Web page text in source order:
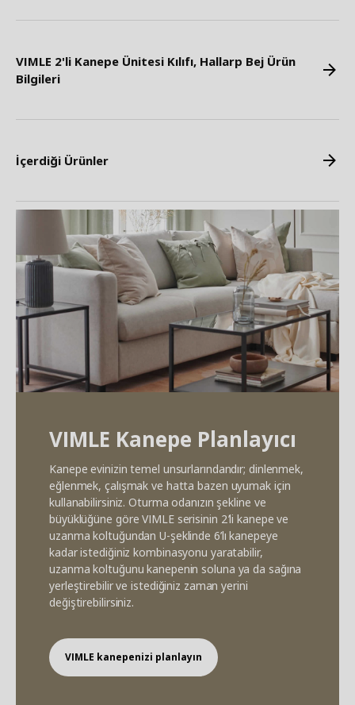
VIMLE 2'li Kanepe Ünitesi Kılıfı, Hallarp Bej Ürün
Bilgileri
İçerdiği Ürünler
VIMLE Kanepe Planlayıcı
Kanepe evinizin temel unsurlarındandır; dinlenmek,
eğlenmek, çalışmak ve hatta bazen uyumak için
kullanabilirsiniz. Oturma odanızın şekline ve
büyüklüğüne göre VIMLE serisinin 2’li kanepe ve
uzanma koltuğundan U-şeklinde 6’lı kanepeye
kadar istediğiniz kombinasyonu yaratabilir,
uzanma koltuğunu kanepenin soluna ya da sağına
yerleştirebilir ve istediğiniz zaman yerini
değiştirebilirsiniz.
VIMLE kanepenizi planlayın